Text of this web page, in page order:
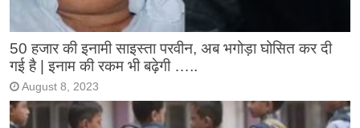
50 हजार की इनामी साइस्ता परवीन, अब भगोड़ा घोसित कर दी
गई है | इनाम की रकम भी बढ़ेगी …..
August 8, 2023